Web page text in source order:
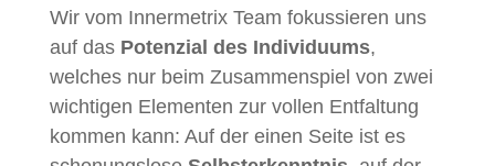
Wir vom Innermetrix Team fokussieren uns
auf das Potenzial des Individuums,
welches nur beim Zusammenspiel von zwei
wichtigen Elementen zur vollen Entfaltung
kommen kann: Auf der einen Seite ist es